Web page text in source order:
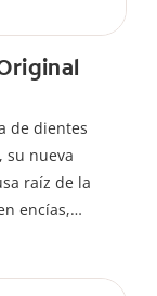
de dientes
su nueva
raíz de la
encías,